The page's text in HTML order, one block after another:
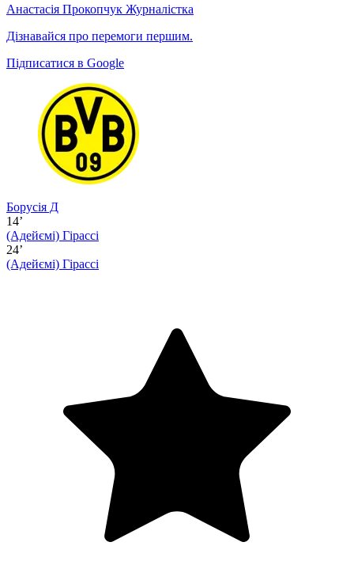
Анастасія Прокопчук Журналістка
Дізнавайся про перемоги першим.
Підписатися в Google
Борусія Д
14’
(Адейємі) Гірассі
24’
(Адейємі) Гірассі